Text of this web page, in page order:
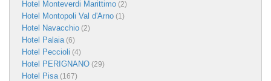
Hotel Monteverdi Marittimo (2)
Hotel Montopoli Val d'Arno (1)
Hotel Navacchio (2)
Hotel Palaia(6)
Hotel Peccioli (4)
Hotel PERIGNANO (29)
Hotel Pisa(167)